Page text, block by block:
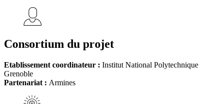
Consortium du projet
Etablissement coordinateur : Institut National Polytechnique
Grenoble
Partenariat : Armines